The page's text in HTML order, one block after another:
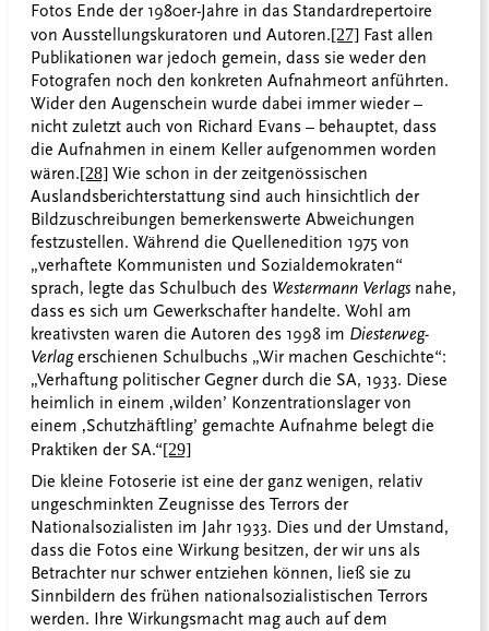
Fotos Ende der 1980er-Jahre in das Standardrepertoire
von Ausstellungskuratoren und Autoren.[27] Fast allen
Publikationen war jedoch gemein, dass sie weder den
Fotografen noch den konkreten Aufnahmeort anführten.
Wider den Augenschein wurde dabei immer wieder –
nicht zuletzt auch von Richard Evans – behauptet, dass
die Aufnahmen in einem Keller aufgenommen worden
wären.[28] Wie schon in der zeitgenössischen
Auslandsberichterstattung sind auch hinsichtlich der
Bildzuschreibungen bemerkenswerte Abweichungen
festzustellen. Während die Quellenedition 1975 von
„verhaftete Kommunisten und Sozialdemokraten“
sprach, legte das Schulbuch des Westermann Verlags nahe,
dass es sich um Gewerkschafter handelte. Wohl am
kreativsten waren die Autoren des 1998 im Diesterweg-
Verlagerschienen Schulbuchs „Wir machen Geschichte“:
„Verhaftung politischer Gegner durch die SA, 1933. Diese
heimlich in einem ‚wilden’ Konzentrationslager von
einem ‚Schutzhäftling’ gemachte Aufnahme belegt die
Praktiken der SA.“[29]
Die kleine Fotoserie ist eine der ganz wenigen, relativ
ungeschminkten Zeugnisse des Terrors der
Nationalsozialisten im Jahr 1933. Dies und der Umstand,
dass die Fotos eine Wirkung besitzen, der wir uns als
Betrachter nur schwer entziehen können, ließ sie zu
Sinnbildern des frühen nationalsozialistischen Terrors
werden. Ihre Wirkungsmacht mag auch auf dem